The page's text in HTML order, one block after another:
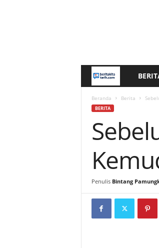
e
t
a
Beranda Berita
BERITA
Penulis Bintang